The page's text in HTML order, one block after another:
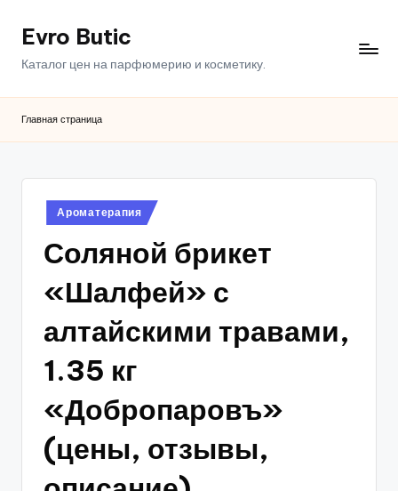
ПерейтиEvro Butic
Каталог цен на парфюмерию и косметику.
Главная страница
Опубликовано
в
Ароматерапия
Соляной брикет
«Шалфей» с
алтайскими травами,
1.35 кг
«Добропаровъ»
(цены, отзывы,